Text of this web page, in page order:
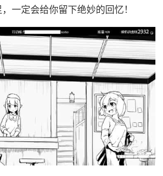
一定会给你留下绝妙的回忆！